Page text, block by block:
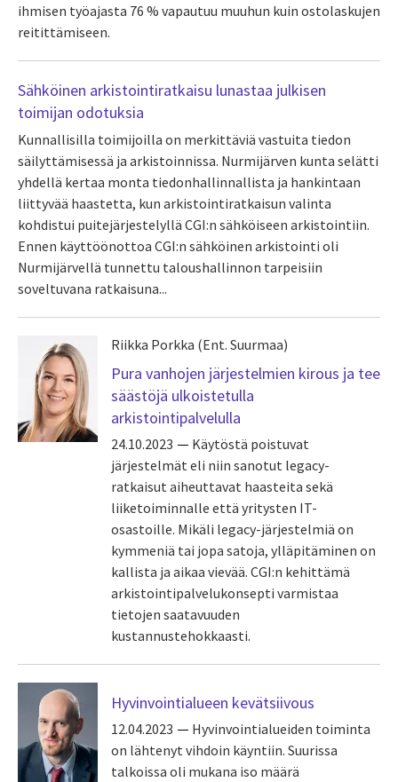
ihmisen työajasta 76 % vapautuu muuhun kuin ostolaskujen
reitittämiseen.
Sähköinen arkistointiratkaisu lunastaa julkisen
toimijan odotuksia
Kunnallisilla toimijoilla on merkittäviä vastuita tiedon
säilyttämisessä ja arkistoinnissa. Nurmijärven kunta selätti
yhdellä kertaa monta tiedonhallinnallista ja hankintaan
liittyvää haastetta, kun arkistointiratkaisun valinta
kohdistui puitejärjestelyllä CGI:n sähköiseen arkistointiin.
Ennen käyttöönottoa CGI:n sähköinen arkistointi oli
Nurmijärvellä tunnettu taloushallinnon tarpeisiin
soveltuvana ratkaisuna...
Riikka Porkka (Ent. Suurmaa)
Pura vanhojen järjestelmien kirous ja tee
säästöjä ulkoistetulla
arkistointipalvelulla
24.10.2023
Käytöstä poistuvat
järjestelmät eli niin sanotut legacy-
ratkaisut aiheuttavat haasteita sekä
liiketoiminnalle että yritysten IT-
osastoille. Mikäli legacy-järjestelmiä on
kymmeniä tai jopa satoja, ylläpitäminen on
kallista ja aikaa vievää. CGI:n kehittämä
arkistointipalvelukonsepti varmistaa
tietojen saatavuuden
kustannustehokkaasti.
Hyvinvointialueen kevätsiivous
12.04.2023
Hyvinvointialueiden toiminta
on lähtenyt vihdoin käyntiin. Suurissa
talkoissa oli mukana iso määrä